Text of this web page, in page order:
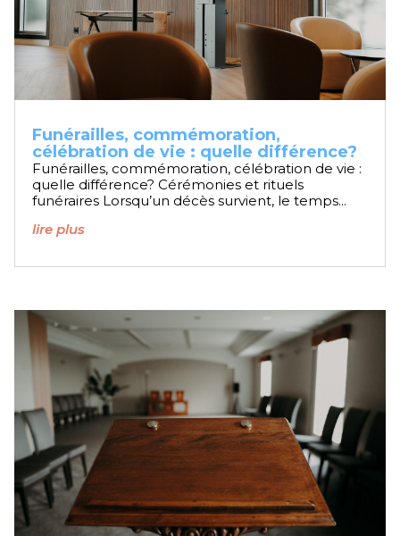
Funérailles, commémoration,
célébration de vie : quelle différence?
Funérailles, commémoration, célébration de vie :
quelle différence? Cérémonies et rituels
funéraires Lorsqu’un décès survient, le temps...
lire plus